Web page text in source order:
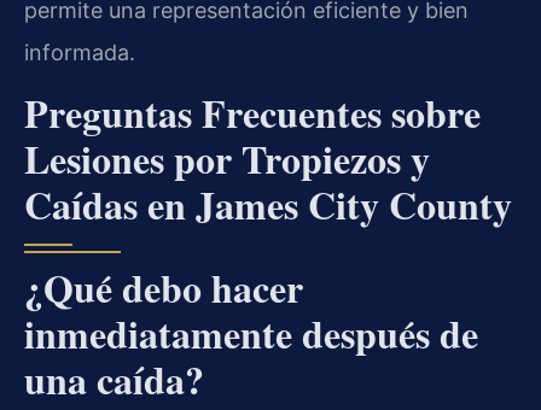
permite una representación eficiente y bien
informada.
Preguntas Frecuentes sobre
Lesiones por Tropiezos y
Caídas en James City County
¿Qué debo hacer
inmediatamente después de
una caída?